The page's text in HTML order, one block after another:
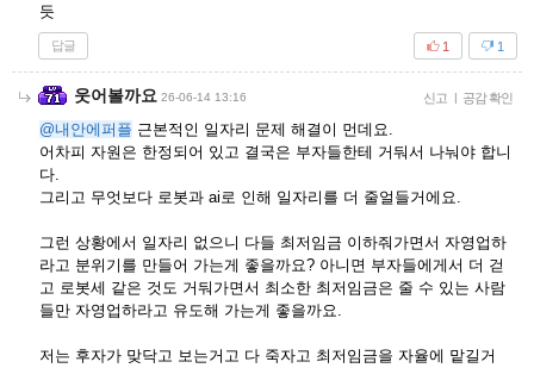
듯
답글 1
1
웃어볼까요 26-06-14 13:16 신고 공감 확인
@내안에퍼플 근본적인 일자리 문제 해결이 먼데요.
어차피 자원은 한정되어 있고 결국은 부자들한테 거둬서 나눠야 합니
다.
그리고 무엇보다 로봇과 ai로 인해 일자리를 더 줄얼들거에요.
그런 상황에서 일자리 없으니 다들 최저임금 이하줘가면서 자영업하
라고 분위기를 만들어 가는게 좋을까요? 아니면 부자들에게서 더 걷
고 로봇세 같은 것도 거둬가면서 최소한 최저임금은 줄 수 있는 사람
들만 자영업하라고 유도해 가는게 좋을까요.
저는 후자가 맞닥고 보는거고 다 죽자고 최저임금을 자율에 맡길거